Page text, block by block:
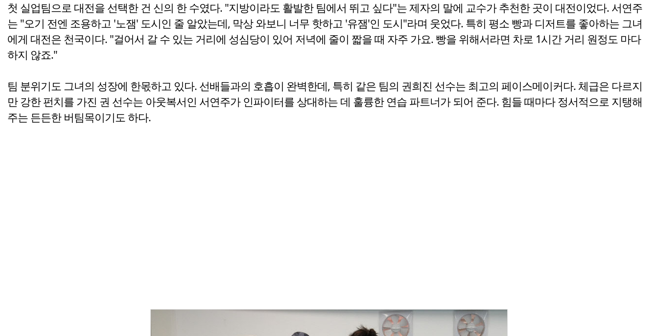
첫 실업팀으로 대전을 선택한 건 신의 한 수였다. "지방이라도 활발한 팀에서 뛰고 싶다"는 제자의 말에 교수가 추천한 곳이 대전이었다. 서연주
는 "오기 전엔 조용하고 '노잼' 도시인 줄 알았는데, 막상 와보니 너무 핫하고 '유잼'인 도시"라며 웃었다. 특히 평소 빵과 디저트를 좋아하는 그녀
에게 대전은 천국이다. "걸어서 갈 수 있는 거리에 성심당이 있어 저녁에 줄이 짧을 때 자주 가요. 빵을 위해서라면 차로 1시간 거리 원정도 마다
하지 않죠."
팀 분위기도 그녀의 성장에 한몫하고 있다. 선배들과의 호흡이 완벽한데, 특히 같은 팀의 권희진 선수는 최고의 페이스메이커다. 체급은 다르지
만 강한 펀치를 가진 권 선수는 아웃복서인 서연주가 인파이터를 상대하는 데 훌륭한 연습 파트너가 되어 준다. 힘들 때마다 정서적으로 지탱해
주는 든든한 버팀목이기도 하다.